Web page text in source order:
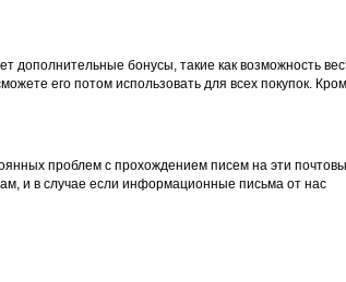
дополнительные бонусы, такие как возможность
его потом использовать для всех покупок.
проблем с прохождением писем на эти
и в случае если информационные письма от нас